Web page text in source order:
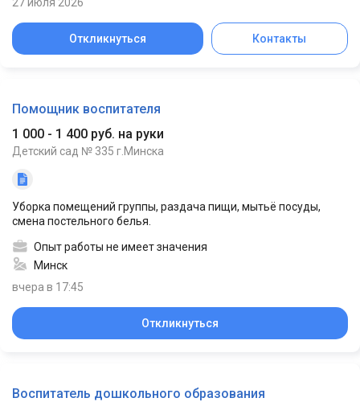
Откликнуться Контакты
Помощник воспитателя
1 000 - 1 400 руб. на руки
Детский сад № 335 г.Минска
Уборка помещений группы, раздача пищи, мытьё посуды,
смена постельного белья.
Опыт работы не имеет значения
Минск
вчера в 17:45
Откликнуться
Воспитатель дошкольного образования